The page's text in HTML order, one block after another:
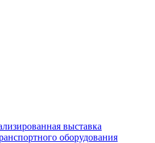
выставка
оборудования